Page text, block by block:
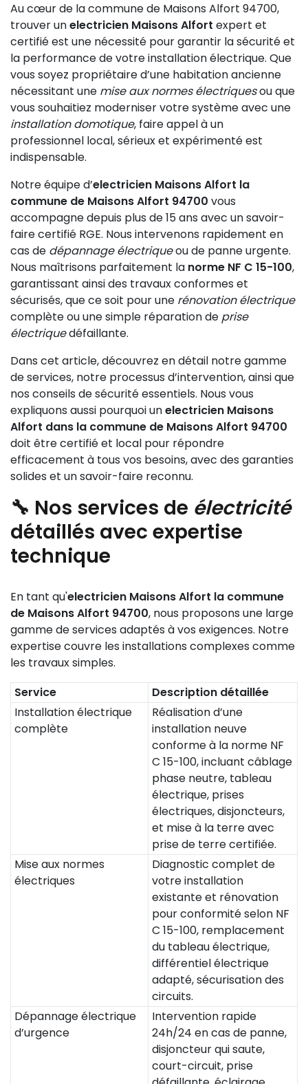
Au cœur de la commune de Maisons Alfort 94700,
trouver unelectricien Maisons Alfort expert et
certifié est une nécessité pour garantir la sécurité et
la performance de votre installation électrique. Que
vous soyez propriétaire d’une habitation ancienne
nécessitant une mise aux normes électriquesou que
vous souhaitiez moderniser votre système avec une
installation domotique, faire appel à un
professionnel local, sérieux et expérimenté est
indispensable.
Notre équipe d’electricien Maisons Alfort la
commune de Maisons Alfort 94700 vous
accompagne depuis plus de 15 ans avec un savoir-
faire certifié RGE. Nous intervenons rapidement en
cas de dépannage électriqueou de panne urgente.
Nous maîtrisons parfaitement la norme NF C 15-100,
garantissant ainsi des travaux conformes et
sécurisés, que ce soit pour une rénovation électrique
complète ou une simple réparation de prise
électriquedéfaillante.
Dans cet article, découvrez en détail notre gamme
de services, notre processus d’intervention, ainsi que
nos conseils de sécurité essentiels. Nous vous
expliquons aussi pourquoi unelectricien Maisons
Alfort dans la commune de Maisons Alfort 94700
doit être certifié et local pour répondre
efficacement à tous vos besoins, avec des garanties
solides et un savoir-faire reconnu.
🔧 Nos services de électricité
détaillés avec expertise
technique
En tant qu'electricien Maisons Alfort la commune
de Maisons Alfort 94700, nous proposons une large
gamme de services adaptés à vos exigences. Notre
expertise couvre les installations complexes comme
les travaux simples.
Service
Description détaillée
Installation électrique
complète
Réalisation d’une
installation neuve
conforme à la norme NF
C 15-100, incluant câblage
phase neutre, tableau
électrique, prises
électriques, disjoncteurs,
et mise à la terre avec
prise de terre certifiée.
Mise aux normes
électriques
Diagnostic complet de
votre installation
existante et rénovation
pour conformité selon NF
C 15-100, remplacement
du tableau électrique,
différentiel électrique
adapté, sécurisation des
circuits.
Dépannage électrique
d’urgence
Intervention rapide
24h/24 en cas de panne,
disjoncteur qui saute,
court-circuit, prise